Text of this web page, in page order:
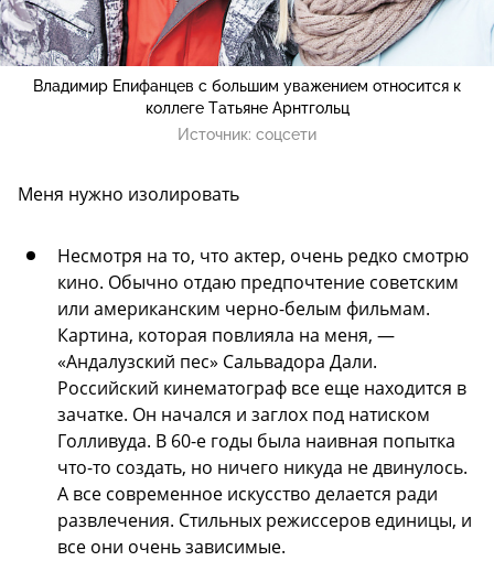
Владимир Епифанцев с большим уважением относится к
коллеге Татьяне Арнтгольц
Источник: соцсети
Меня нужно изолировать
Несмотря на то, что актер, очень редко смотрю
кино. Обычно отдаю предпочтение советским
или американским черно-белым фильмам.
Картина, которая повлияла на меня, —
«Андалузский пес» Сальвадора Дали.
Российский кинематограф все еще находится в
зачатке. Он начался и заглох под натиском
Голливуда. В 60-е годы была наивная попытка
что-то создать, но ничего никуда не двинулось.
А все современное искусство делается ради
развлечения. Стильных режиссеров единицы, и
все они очень зависимые.